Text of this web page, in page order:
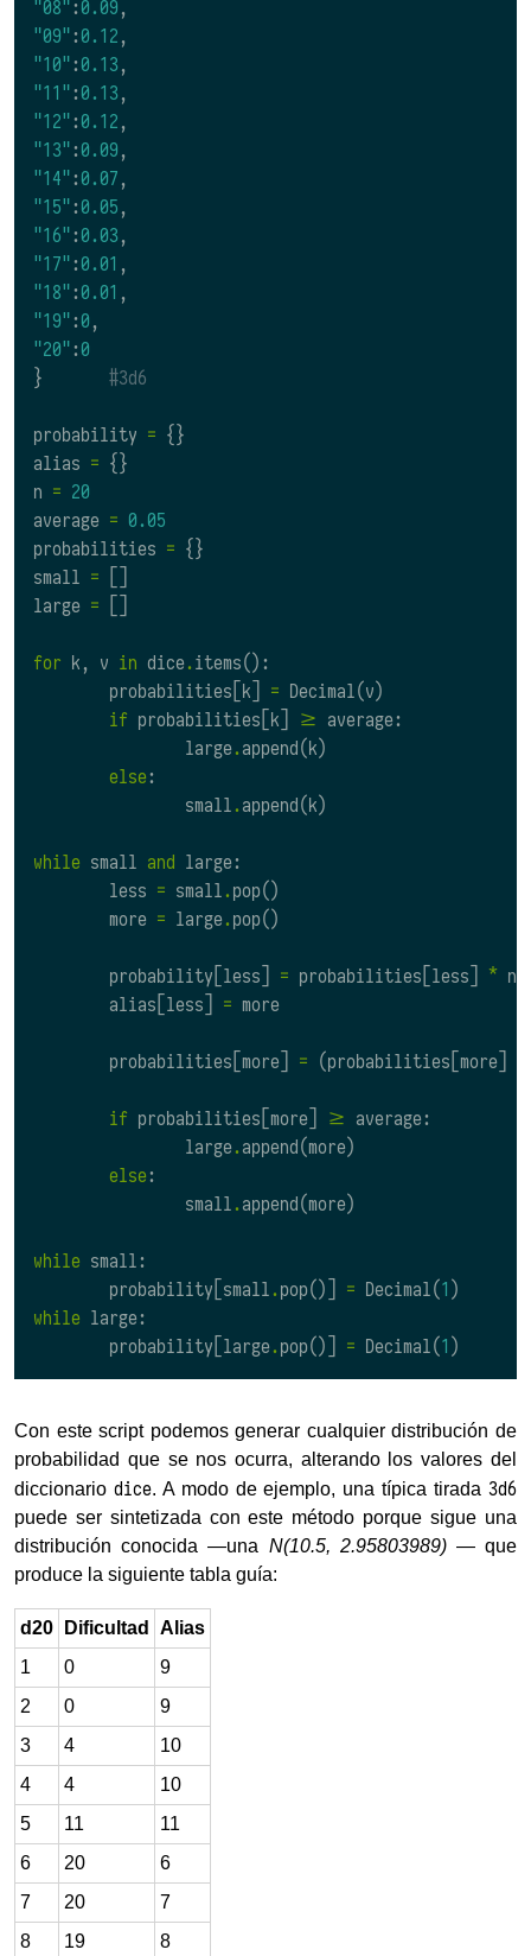
"08":0.09,
"09":0.12,
"10":0.13,
"11":0.13,
"12":0.12,
"13":0.09,
"14":0.07,
"15":0.05,
"16":0.03,
"17":0.01 ,
"18":0.01 ,
"19":0,
"20":0
}
#3d6
probability = {}
alias = {}
n = 20
average = 0.05
probabilities = {}
small =
large =
for k, v in dice. items():
probabilities k = Decimal(v)
if probabilities k >= average:
large. append(k)
else:
small . append(k)
while small and large:
less = small . pop()
more = large. pop()
probability less = probabilities less * n
alias less = more
probabilities [more = (probabilities [more
if probabilities [more >= average:
large. append(more)
else:
small . append(more)
while small:
probability small . pop()] = Decimal(1 )
while large:
probability large. pop()] = Decimal(1 )
Con este script podemos generar cualquier distribución de
probabilidad que se nos ocurra, alterando los valores del
diccionariodice. A modo de ejemplo, una típica tirada 3d6
puede ser sintetizada con este método porque sigue una
distribución conocida —una N(10.5, 2.95803989)— que
produce la siguiente tabla guía:
d20 Dificultad
Alias
1
0
9
2
0
9
3
4
10
4
4
10
5
11
11
6
20
6
7
20
7
8
19
8